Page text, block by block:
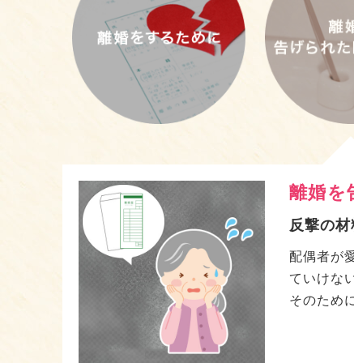
真実を
配偶者の
配偶者に
がない事
しかし毎